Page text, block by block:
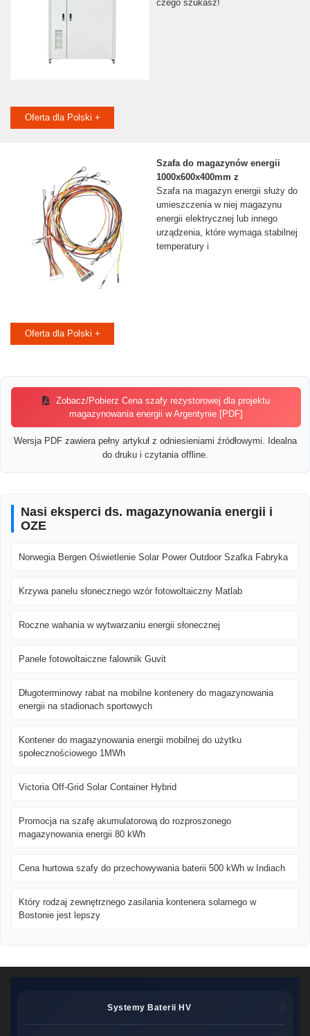
czego szukasz!
Oferta dla Polski +
Szafa do magazynów energii
1000x600x400mm z
Szafa na magazyn energii służy do
umieszczenia w niej magazynu
energii elektrycznej lub innego
urządzenia, które wymaga stabilnej
temperatury i
Oferta dla Polski +
Zobacz/Pobierz Cena szafy rezystorowej dla projektu
magazynowania energii w Argentynie [PDF]
Wersja PDF zawiera pełny artykuł z odniesieniami źródłowymi. Idealna
do druku i czytania offline.
Nasi eksperci ds. magazynowania energii i
OZE
Norwegia Bergen Oświetlenie Solar Power Outdoor Szafka Fabryka
Krzywa panelu słonecznego wzór fotowoltaiczny Matlab
Roczne wahania w wytwarzaniu energii słonecznej
Panele fotowoltaiczne falownik Guvit
Długoterminowy rabat na mobilne kontenery do magazynowania
energii na stadionach sportowych
Kontener do magazynowania energii mobilnej do użytku
społecznościowego 1MWh
Victoria Off-Grid Solar Container Hybrid
Promocja na szafę akumulatorową do rozproszonego
magazynowania energii 80 kWh
Cena hurtowa szafy do przechowywania baterii 500 kWh w Indiach
Który rodzaj zewnętrznego zasilania kontenera solarnego w
Bostonie jest lepszy
Systemy Baterii HV